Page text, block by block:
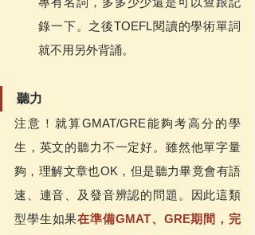
錄一下。之後TOEFL閱讀的學術單詞
就不用另外背誦。
聽力
注意！就算GMAT/GRE能夠考高分的學
生，英文的聽力不一定好。雖然他單字量
夠，理解文章也OK，但是聽力畢竟會有語
速、連音、及發音辨認的問題。因此這類
型學生如果在準備GMAT、GRE期間，完